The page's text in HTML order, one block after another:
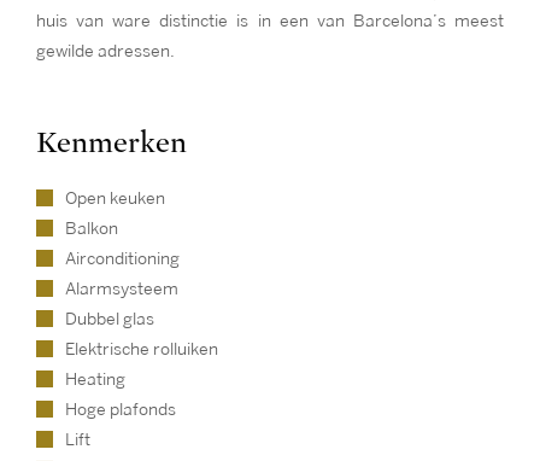
huis van ware distinctie is in een van Barcelona’s meest
gewilde adressen.
Kenmerken
Open keuken
Balkon
Airconditioning
Alarmsysteem
Dubbel glas
Elektrische rolluiken
Heating
Hoge plafonds
Lift